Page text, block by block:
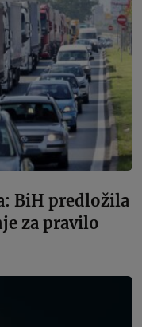
BiH predložila
za pravilo